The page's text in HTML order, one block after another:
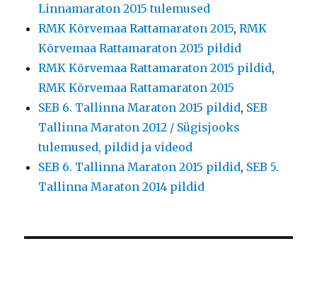
Linnamaraton 2015 tulemused
RMK Kõrvemaa Rattamaraton 2015,RMK
Kõrvemaa Rattamaraton 2015 pildid
RMK Kõrvemaa Rattamaraton 2015 pildid,
RMK Kõrvemaa Rattamaraton 2015
SEB 6. Tallinna Maraton 2015 pildid, SEB
Tallinna Maraton 2012 / Sügisjooks
tulemused, pildid ja videod
SEB 6. Tallinna Maraton 2015 pildid, SEB 5.
Tallinna Maraton 2014 pildid